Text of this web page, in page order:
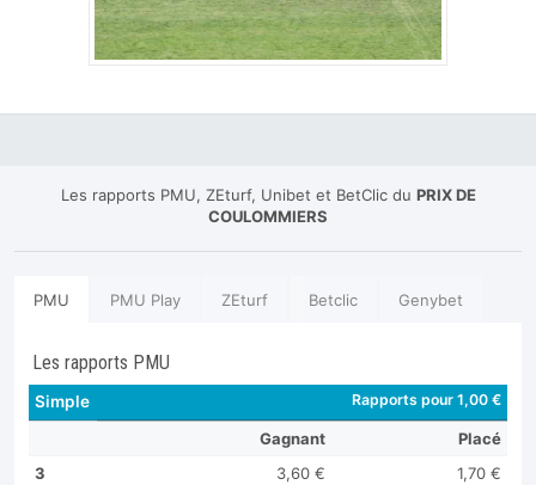
Les rapports PMU, ZEturf, Unibet et BetClic du PRIX DE
COULOMMIERS
PMU PMU Play ZEturf Betclic Genybet
Les rapports PMU
Simple Rapports pour 1,00 €
Gagnant
Placé
3
3,60 €
1,70 €